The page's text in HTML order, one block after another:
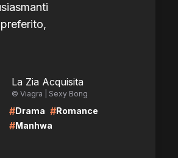
La Zia Acquisita
© Viagra | Sexy Bong
#Drama #Romance
#Manhwa